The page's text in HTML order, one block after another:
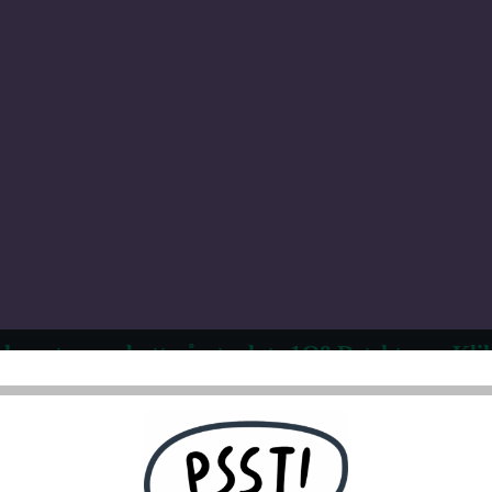
kvantumsrabatt på utvalgte 1Q8 Detektorer.